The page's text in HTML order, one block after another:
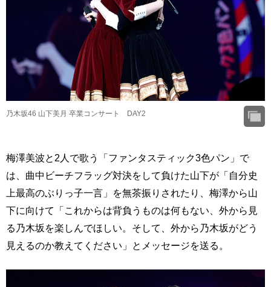
乃木坂46 山下美月 卒業コンサート DAY2
梅澤美波と2人で歌う「ファンタスティック3色パン」で
は、曲中ビーチフラッグ対決をして負けた山下が「自分史
上最高のぶりっ子一言」を無茶振りされたり、梅澤から山
下に向けて「これからは背負うものは何もない、外から見
る乃木坂を楽しんでほしい。そして、外から乃木坂がどう
見えるのか教えてください」とメッセージを送る。